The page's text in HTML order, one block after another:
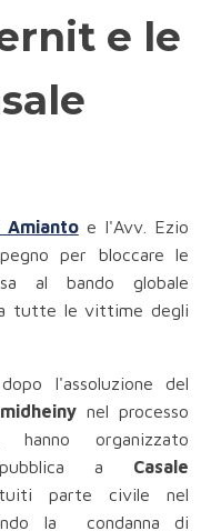
e le
Amiantoe l'Avv. Ezio
per bloccare le
al bando globale
tutte le vittime degli
l'assoluzione del
nel processo
organizzato
pubblica a Casale
parte civile nel
la condanna di